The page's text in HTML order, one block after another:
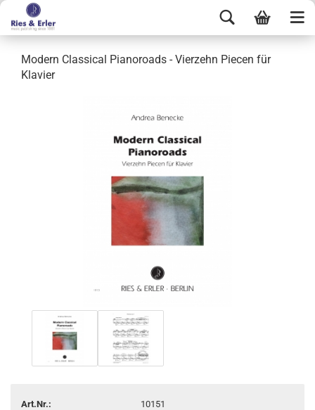
Modern Classical Pianoroads - Vierzehn Piecen für
Klavier
Art.Nr.:
10151